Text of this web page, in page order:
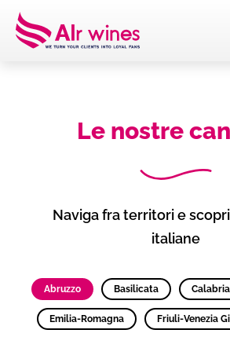
Dalla loro
Le nostre
Naviga fra territori e
italiane
Abruzzo Basilicata Calabria
Emilia-Romagna Friuli-Venezia